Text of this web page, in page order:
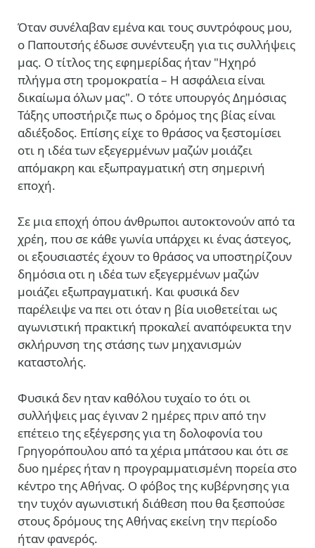
Όταν συνέλαβαν εμένα και τους συντρόφους μου,
ο Παπουτσής έδωσε συνέντευξη για τις συλλήψεις
μας. Ο τίτλος της εφημερίδας ήταν "Ηχηρό
πλήγμα στη τρομοκρατία – Η ασφάλεια είναι
δικαίωμα όλων μας". Ο τότε υπουργός Δημόσιας
Τάξης υποστήριζε πως ο δρόμος της βίας είναι
αδιέξοδος. Επίσης είχε το θράσος να ξεστομίσει
οτι η ιδέα των εξεγερμένων μαζών μοιάζει
απόμακρη και εξωπραγματική στη σημερινή
εποχή.
Σε μια εποχή όπου άνθρωποι αυτοκτονούν από τα
χρέη, που σε κάθε γωνία υπάρχει κι ένας άστεγος,
οι εξουσιαστές έχουν το θράσος να υποστηρίζουν
δημόσια οτι η ιδέα των εξεγερμένων μαζών
μοιάζει εξωπραγματική. Και φυσικά δεν
παρέλειψε να πει οτι όταν η βία υιοθετείται ως
αγωνιστική πρακτική προκαλεί αναπόφευκτα την
σκλήρυνση της στάσης των μηχανισμών
καταστολής.
Φυσικά δεν ηταν καθόλου τυχαίο το ότι οι
συλλήψεις μας έγιναν 2 ημέρες πριν από την
επέτειο της εξέγερσης για τη δολοφονία του
Γρηγορόπουλου από τα χέρια μπάτσου και ότι σε
δυο ημέρες ήταν η προγραμματισμένη πορεία στο
κέντρο της Αθήνας. Ο φόβος της κυβέρνησης για
την τυχόν αγωνιστική διάθεση που θα ξεσπούσε
στους δρόμους της Αθήνας εκείνη την περίοδο
ήταν φανερός.